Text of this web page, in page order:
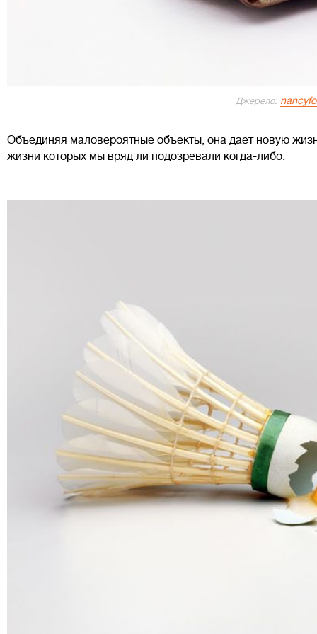
Джерело:
Объединяя маловероятные объекты, она дает новую
жизни которых мы вряд ли подозревали когда-либо.